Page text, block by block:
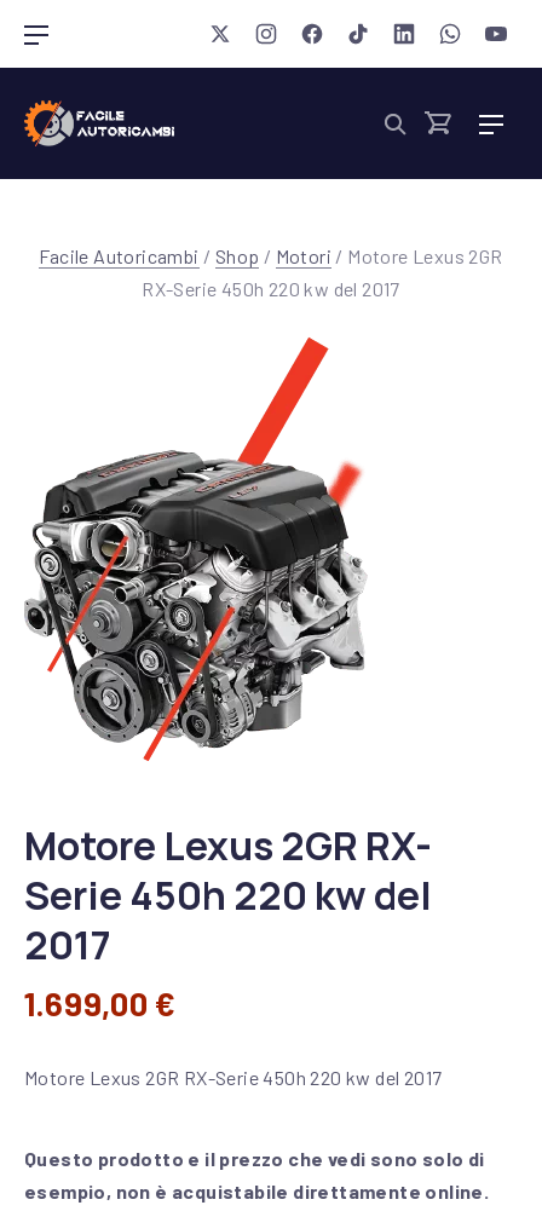
Navigazione barra
New Window
New Window
New Window
New Window
New Window
New New
Cart
Facile Autoricambi / Shop / Motori / Motore Lexus 2GR
RX-Serie 450h 220 kw del 2017
Motore Lexus 2GR RX-
Serie 450h 220 kw del
2017
1.699,00 €
Motore Lexus 2GR RX-Serie 450h 220 kw del 2017
Questo prodotto e il prezzo che vedi sono solo di
esempio, non è acquistabile direttamente online.
Chiudi